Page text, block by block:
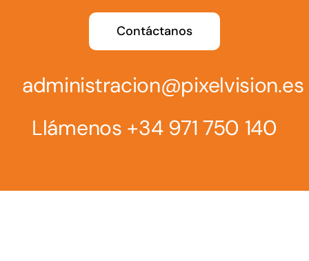
Contáctanos
administracion@pixelvision.es
Llámenos +34 971 750 140